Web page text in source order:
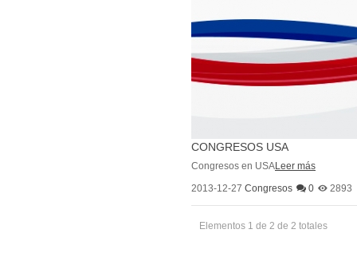
CONGRESOS USA
Congresos en USALeer más
2013-12-27 Congresos 0 2893
Elementos 1 de 2 de 2 totales